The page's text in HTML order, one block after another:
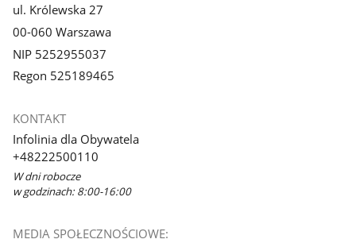
ul. Królewska 27
00-060 Warszawa
NIP 5252955037
Regon 525189465
KONTAKT
Infolinia dla Obywatela
+48222500110
W dni robocze
w godzinach: 8:00-16:00
MEDIA SPOŁECZNOŚCIOWE: